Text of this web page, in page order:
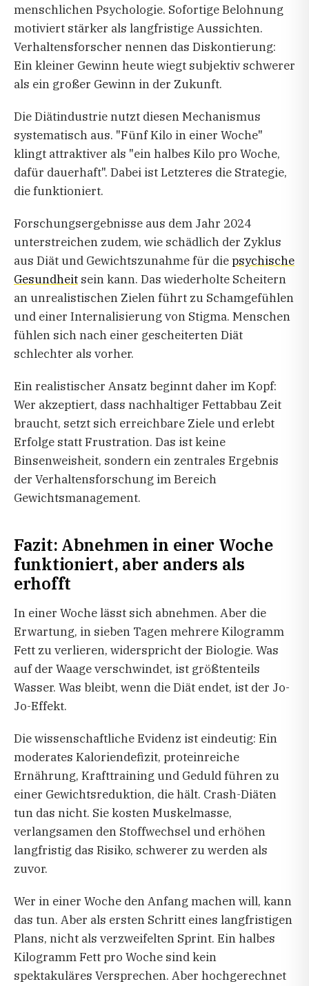
menschlichen Psychologie. Sofortige Belohnung
motiviert stärker als langfristige Aussichten.
Verhaltensforscher nennen das Diskontierung:
Ein kleiner Gewinn heute wiegt subjektiv schwerer
als ein großer Gewinn in der Zukunft.
Die Diätindustrie nutzt diesen Mechanismus
systematisch aus. "Fünf Kilo in einer Woche"
klingt attraktiver als "ein halbes Kilo pro Woche,
dafür dauerhaft". Dabei ist Letzteres die Strategie,
die funktioniert.
Forschungsergebnisse aus dem Jahr 2024
unterstreichen zudem, wie schädlich der Zyklus
aus Diät und Gewichtszunahme für diepsychische
Gesundheit sein kann. Das wiederholte Scheitern
an unrealistischen Zielen führt zu Schamgefühlen
und einer Internalisierung von Stigma. Menschen
fühlen sich nach einer gescheiterten Diät
schlechter als vorher.
Ein realistischer Ansatz beginnt daher im Kopf:
Wer akzeptiert, dass nachhaltiger Fettabbau Zeit
braucht, setzt sich erreichbare Ziele und erlebt
Erfolge statt Frustration. Das ist keine
Binsenweisheit, sondern ein zentrales Ergebnis
der Verhaltensforschung im Bereich
Gewichtsmanagement.
Fazit: Abnehmen in einer Woche
funktioniert, aber anders als
erhofft
In einer Woche lässt sich abnehmen. Aber die
Erwartung, in sieben Tagen mehrere Kilogramm
Fett zu verlieren, widerspricht der Biologie. Was
auf der Waage verschwindet, ist größtenteils
Wasser. Was bleibt, wenn die Diät endet, ist der Jo-
Jo-Effekt.
Die wissenschaftliche Evidenz ist eindeutig: Ein
moderates Kaloriendefizit, proteinreiche
Ernährung, Krafttraining und Geduld führen zu
einer Gewichtsreduktion, die hält. Crash-Diäten
tun das nicht. Sie kosten Muskelmasse,
verlangsamen den Stoffwechsel und erhöhen
langfristig das Risiko, schwerer zu werden als
zuvor.
Wer in einer Woche den Anfang machen will, kann
das tun. Aber als ersten Schritt eines langfristigen
Plans, nicht als verzweifelten Sprint. Ein halbes
Kilogramm Fett pro Woche sind kein
spektakuläres Versprechen. Aber hochgerechnet